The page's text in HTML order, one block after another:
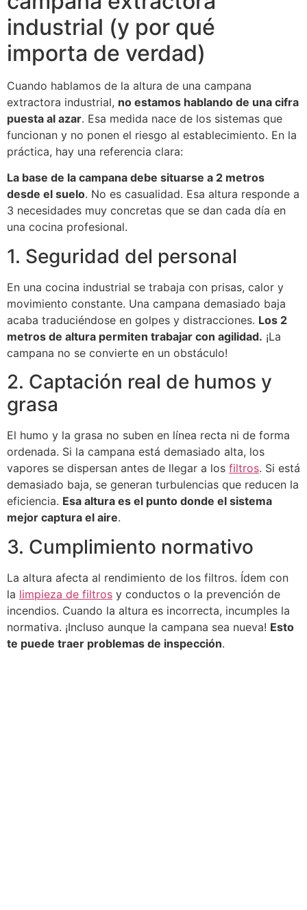
industrial (y por qué
importa de verdad)
Cuando hablamos de la altura de una campana
extractora industrial, no estamos hablando de una cifra
puesta al azar. Esa medida nace de los sistemas que
funcionan y no ponen el riesgo al establecimiento. En la
práctica, hay una referencia clara:
La base de la campana debe situarse a 2 metros
desde el suelo. No es casualidad. Esa altura responde a
3 necesidades muy concretas que se dan cada día en
una cocina profesional.
1. Seguridad del personal
En una cocina industrial se trabaja con prisas, calor y
movimiento constante. Una campana demasiado baja
acaba traduciéndose en golpes y distracciones. Los 2
metros de altura permiten trabajar con agilidad. ¡La
campana no se convierte en un obstáculo!
2. Captación real de humos y
grasa
El humo y la grasa no suben en línea recta ni de forma
ordenada. Si la campana está demasiado alta, los
vapores se dispersan antes de llegar a los filtros. Si está
demasiado baja, se generan turbulencias que reducen la
eficiencia. Esa altura es el punto donde el sistema
mejor captura el aire.
3. Cumplimiento normativo
La altura afecta al rendimiento de los filtros. Ídem con
la limpieza de filtros y conductos o la prevención de
incendios. Cuando la altura es incorrecta, incumples la
normativa. ¡Incluso aunque la campana sea nueva! Esto
te puede traer problemas de inspección.